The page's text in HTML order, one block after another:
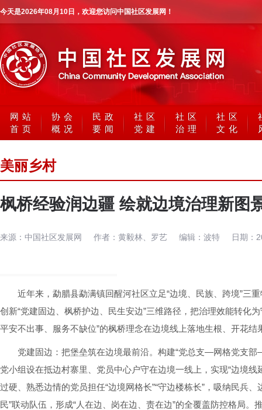
今天是2026年08月10日 ，欢迎您访问中国社区发展网！
网站
首页
协会
概况
民政
要闻
社区
党建
社区
治理
社区
文化
美丽乡村
枫桥经验润边疆 绘就边境治理新图
来源： 中国社区发展网 作者： 黄毅林、罗艺 编辑： 波特 日期：
近年来，勐腊县勐满镇回醒河社区立足“边境、民族、跨境”三
创新“党建固边、枫桥护边、民生安边”三维路径，把治理效能转化
平安不出事、服务不缺位”的枫桥理念在边境线上落地生根、开花结
党建固边：把堡垒筑在边境最前沿。构建“党总支—网格党支
党小组设在抵边村寨里、党员中心户守在边境一线上，实现“边境
过硬、熟悉边情的党员担任“边境网格长”“守边楼栋长”，吸纳民兵
民”联动队伍，形成“人在边、岗在边、责在边”的全覆盖防控格局。